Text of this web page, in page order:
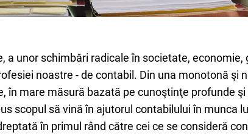
a unor schimbări radicale în societate, economie,
noastre - de contabil. Din una monotonă şi
în mare măsură bazată pe cunoştinţe profunde
scopul să vină în ajutorul contabilului în munca
în primul rând către cei ce se consideră